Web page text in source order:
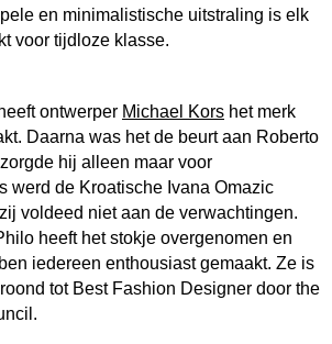
en minimalistische uitstraling is elk
voor tijdloze klasse.
ontwerper Michael Kors het merk
Daarna was het de beurt aan Roberto
hij alleen maar voor
werd de Kroatische Ivana Omazic
voldeed niet aan de verwachtingen.
heeft het stokje overgenomen en
iedereen enthousiast gemaakt. Ze is
tot Best Fashion Designer door the